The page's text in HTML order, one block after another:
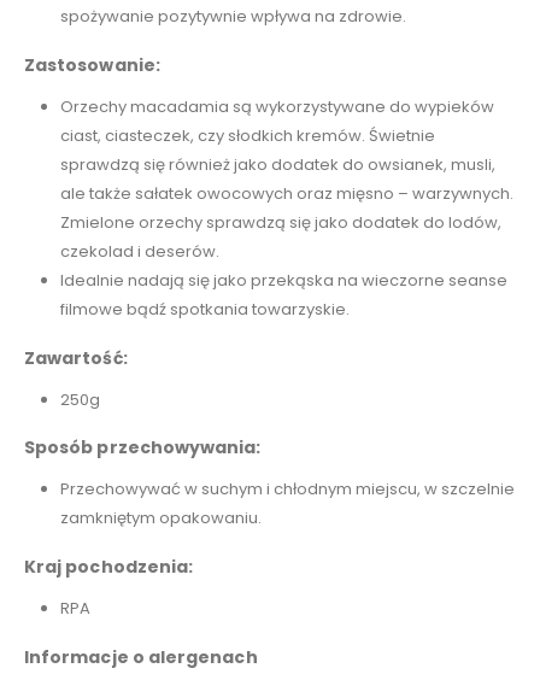
spożywanie pozytywnie wpływa na zdrowie.
Zastosowanie:
Orzechy macadamia są wykorzystywane do wypieków
ciast, ciasteczek, czy słodkich kremów. Świetnie
sprawdzą się również jako dodatek do owsianek, musli,
ale także sałatek owocowych oraz mięsno – warzywnych.
Zmielone orzechy sprawdzą się jako dodatek do lodów,
czekolad i deserów.
Idealnie nadają się jako przekąska na wieczorne seanse
filmowe bądź spotkania towarzyskie.
Zawartość:
250g
Sposób przechowywania:
Przechowywać w suchym i chłodnym miejscu, w szczelnie
zamkniętym opakowaniu.
Kraj pochodzenia:
RPA
Informacje o alergenach